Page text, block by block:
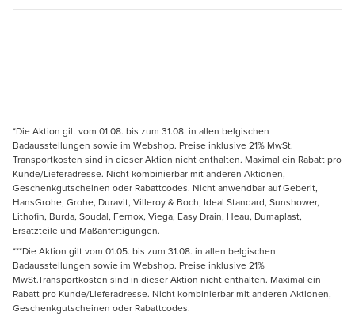
*Die Aktion gilt vom 01.08. bis zum 31.08. in allen belgischen
Badausstellungen sowie im Webshop. Preise inklusive 21% MwSt.
Transportkosten sind in dieser Aktion nicht enthalten. Maximal ein Rabatt pro
Kunde/Lieferadresse. Nicht kombinierbar mit anderen Aktionen,
Geschenkgutscheinen oder Rabattcodes. Nicht anwendbar auf Geberit,
HansGrohe, Grohe, Duravit, Villeroy & Boch, Ideal Standard, Sunshower,
Lithofin, Burda, Soudal, Fernox, Viega, Easy Drain, Heau, Dumaplast,
Ersatzteile und Maßanfertigungen.
***Die Aktion gilt vom 01.05. bis zum 31.08. in allen belgischen
Badausstellungen sowie im Webshop. Preise inklusive 21%
MwSt.Transportkosten sind in dieser Aktion nicht enthalten. Maximal ein
Rabatt pro Kunde/Lieferadresse. Nicht kombinierbar mit anderen Aktionen,
Geschenkgutscheinen oder Rabattcodes.